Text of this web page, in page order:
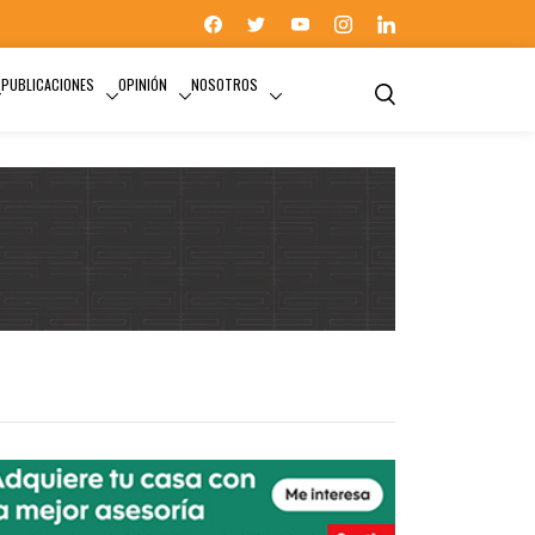
PUBLICACIONES OPINIÓN NOSOTROS